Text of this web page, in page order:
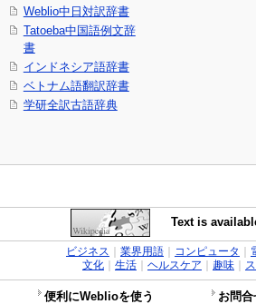
Weblio中日対訳辞書
Tatoeba中国語例文辞
書
インドネシア語辞書
ベトナム語翻訳辞書
学研全訳古語辞典
Text is
ビジネス 業界用語｜ コンピュータ
文化｜ 生活｜ ヘルスケア 趣味｜
便利にWeblioを使う
お問